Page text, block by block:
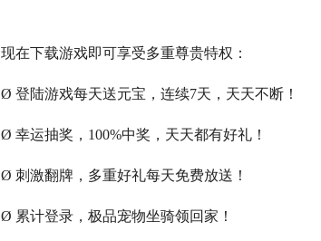
现在下载游戏即可享受多重尊贵特权：
Ø 登陆游戏每天送元宝，连续7天，天天不断！
Ø 幸运抽奖，100%中奖，天天都有好礼！
Ø 刺激翻牌，多重好礼每天免费放送！
Ø 累计登录，极品宠物坐骑领回家！